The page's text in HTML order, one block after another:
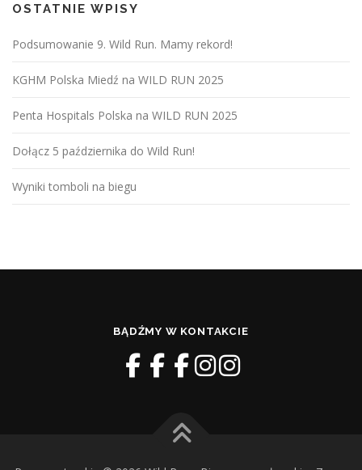
OSTATNIE WPISY
Podsumowanie 9. Wild Run. Mamy rekord!
KGHM Polska Miedź na WILD RUN 2025
Penta Hospitals Polska na WILD RUN 2025
Dołącz 5 października do Wild Run!
Wyniki tomboli na biegu
BĄDŹMY W KONTAKCIE